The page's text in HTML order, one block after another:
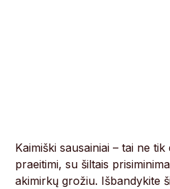
Kaimiški sausainiai – tai ne
praeitimi, su šiltais
akimirkų grožiu. Išbandykite